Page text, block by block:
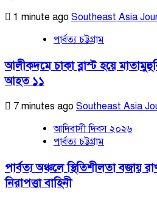
1 minute ago Southeast Asia
পার্বত্য চট্টগ্রাম
আলীকদমে চাকা ব্লাস্ট হয়ে
আহত ১১
7 minutes ago Southeast Asia
আদিবাসী দিবস ২০২৬
পার্বত্য চট্টগ্রাম
পার্বত্য অঞ্চলে স্থিতিশীলতা বজায়
নিরাপত্তা বাহিনী